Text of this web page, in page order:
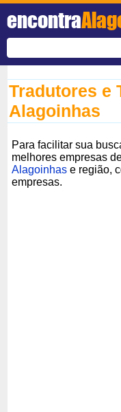
encontra
Tradutores e
Alagoinhas
Para facilitar sua
melhores empresas
Alagoinhas e região,
empresas.